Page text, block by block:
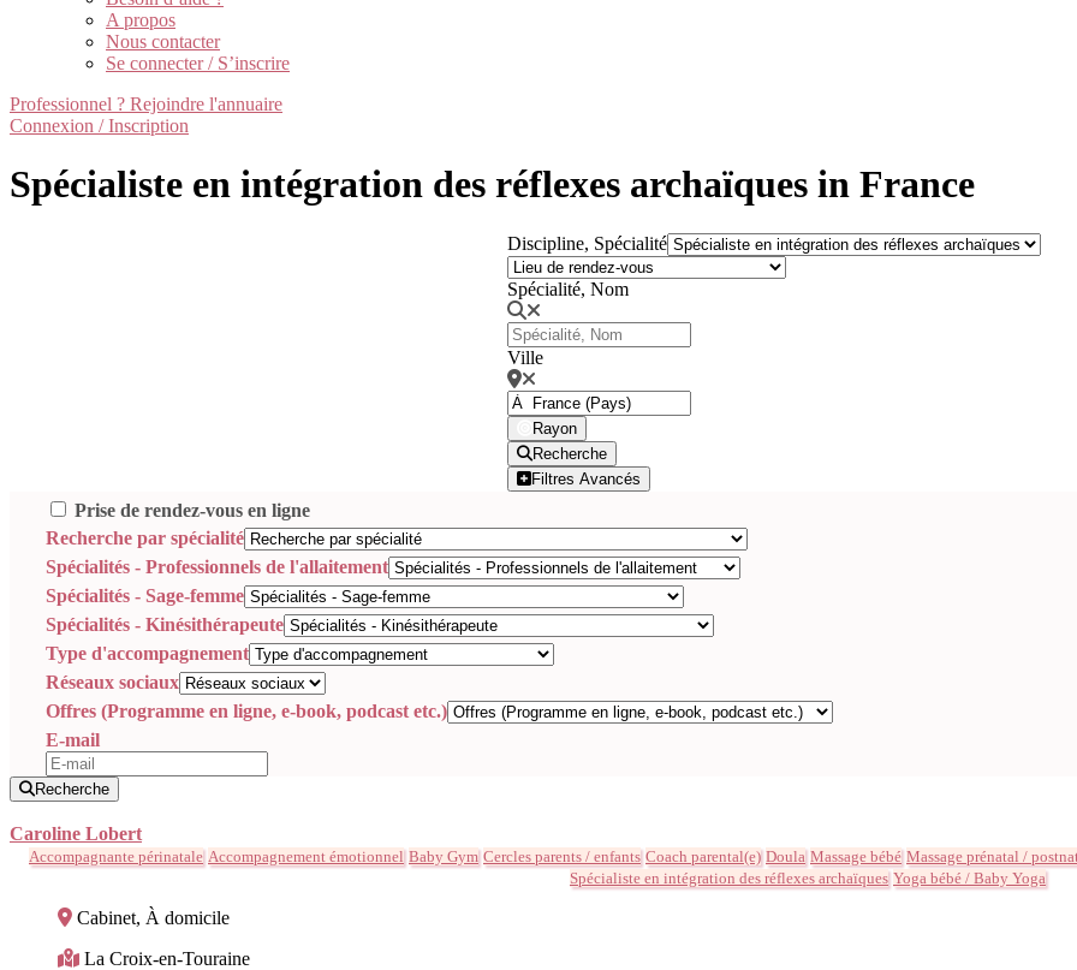
A propos
Nous contacter
Se connecter / S’inscrire
Professionnel ? Rejoindre l'annuaire
Connexion / Inscription
Spécialiste en intégration des réflexes archaïques in France
Discipline, Spécialité
Spécialité, Nom
Ville
Rayon
Recherche
Filtres Avancés
Prise de rendez-vous en ligne
Recherche par spécialité
Spécialités - Professionnels de l'allaitement
Spécialités - Sage-femme
Spécialités - Kinésithérapeute
Type d'accompagnement
Réseaux sociaux
Offres (Programme en ligne, e-book, podcast etc.)
E-mail
Recherche
Caroline Lobert
Accompagnante périnatale Accompagnement émotionnel Baby Gym Cercles parents / enfants Coach parental(e) Doula Massage bébé Massage prénatal /
Spécialiste en intégration des réflexes archaïques Yoga bébé / Baby Yoga
Cabinet, À domicile
La Croix-en-Touraine